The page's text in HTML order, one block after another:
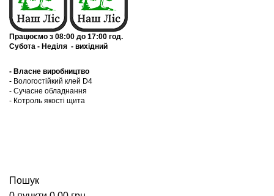
Працюємо з 08:00 до 17:00 год.
Субота - Неділя - вихідний
- Власне виробництво
- Вологостійкий клей D4
- Сучасне обладнання
- Котроль якоcті щита
Пошук